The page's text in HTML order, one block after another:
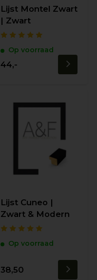
Lijst Montel Zwart
| Zwart
Op voorraad
44,-
Lijst Cuneo |
Zwart & Modern
Op voorraad
38,50